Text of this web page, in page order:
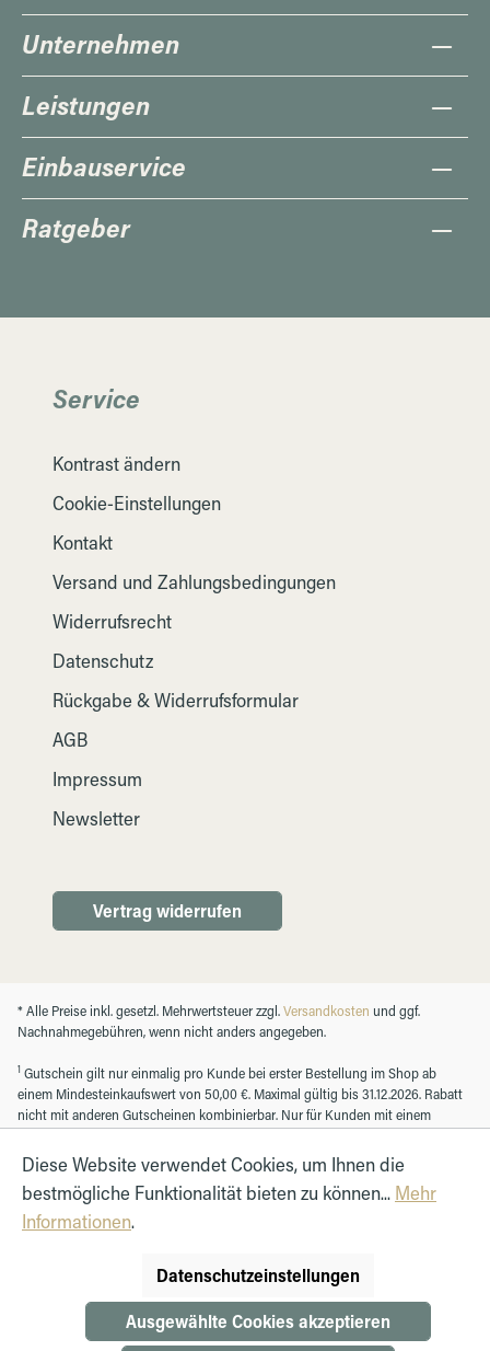
Unternehmen
Leistungen
Einbauservice
Ratgeber
Service
Kontrast ändern
Cookie-Einstellungen
Kontakt
Versand und Zahlungsbedingungen
Widerrufsrecht
Datenschutz
Rückgabe & Widerrufsformular
AGB
Impressum
Newsletter
Vertrag widerrufen
* Alle Preise inkl. gesetzl. Mehrwertsteuer zzgl.Versandkosten und ggf.
Nachnahmegebühren, wenn nicht anders angegeben.
1 Gutschein gilt nur einmalig pro Kunde bei erster Bestellung im Shop ab
einem Mindesteinkaufswert von 50,00 €. Maximal gültig bis 31.12.2026. Rabatt
nicht mit anderen Gutscheinen kombinierbar. Nur für Kunden mit einem
Diese Website verwendet Cookies, um Ihnen die
bestmögliche Funktionalität bieten zu können... Mehr
Informationen.
Datenschutzeinstellungen
Ausgewählte Cookies akzeptieren